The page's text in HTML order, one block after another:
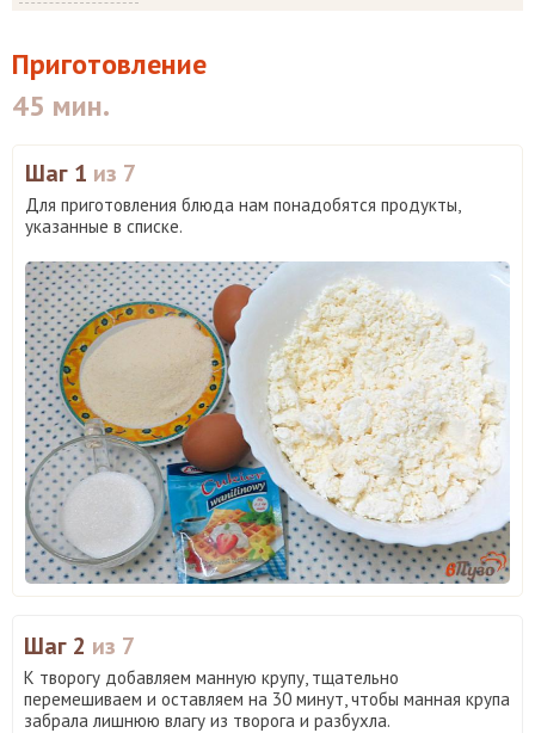
Приготовление
45 мин.
Шаг 1 из 7
Для приготовления блюда нам понадобятся продукты,
указанные в списке.
Шаг 2 из 7
К творогу добавляем манную крупу, тщательно
перемешиваем и оставляем на 30 минут, чтобы манная крупа
забрала лишнюю влагу из творога и разбухла.